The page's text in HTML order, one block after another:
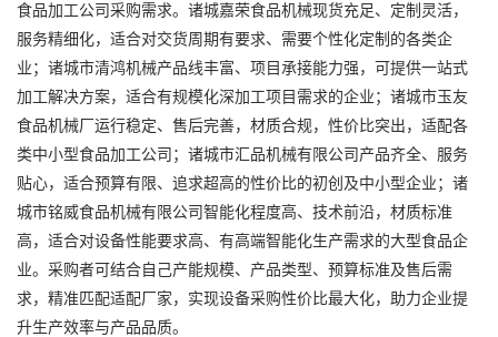
食品加工公司采购需求。诸城嘉荣食品机械现货充足、定制灵活，
服务精细化，适合对交货周期有要求、需要个性化定制的各类企
业；诸城市清鸿机械产品线丰富、项目承接能力强，可提供一站式
加工解决方案，适合有规模化深加工项目需求的企业；诸城市玉友
食品机械厂运行稳定、售后完善，材质合规，性价比突出，适配各
类中小型食品加工公司；诸城市汇品机械有限公司产品齐全、服务
贴心，适合预算有限、追求超高的性价比的初创及中小型企业；诸
城市铭威食品机械有限公司智能化程度高、技术前沿，材质标准
高，适合对设备性能要求高、有高端智能化生产需求的大型食品企
业。采购者可结合自己产能规模、产品类型、预算标准及售后需
求，精准匹配适配厂家，实现设备采购性价比最大化，助力企业提
升生产效率与产品品质。